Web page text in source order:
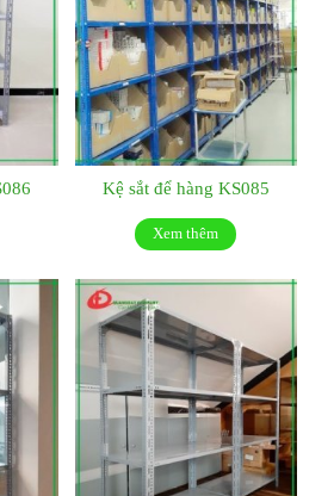
Kệ sắt để hàng KS085
Xem thêm